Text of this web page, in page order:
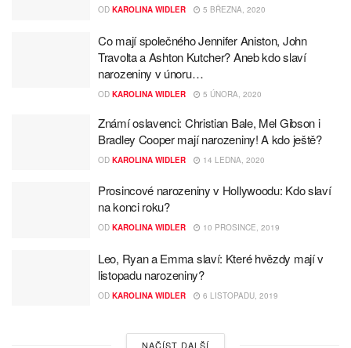
OD KAROLINA WIDLER 5 BŘEZNA, 2020
Co mají společného Jennifer Aniston, John
Travolta a Ashton Kutcher? Aneb kdo slaví
narozeniny v únoru…
OD KAROLINA WIDLER 5 ÚNORA, 2020
Známí oslavenci: Christian Bale, Mel Gibson i
Bradley Cooper mají narozeniny! A kdo ještě?
OD KAROLINA WIDLER 14 LEDNA, 2020
Prosincové narozeniny v Hollywoodu: Kdo slaví
na konci roku?
OD KAROLINA WIDLER 10 PROSINCE, 2019
Leo, Ryan a Emma slaví: Které hvězdy mají v
listopadu narozeniny?
OD KAROLINA WIDLER 6 LISTOPADU, 2019
NAČÍST DALŠÍ